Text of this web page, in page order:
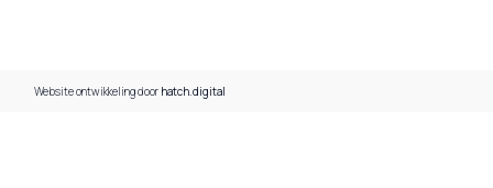
Website ontwikkeling door hatch.digital